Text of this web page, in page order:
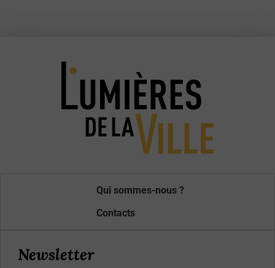
Qui sommes-nous ?
Contacts
Newsletter